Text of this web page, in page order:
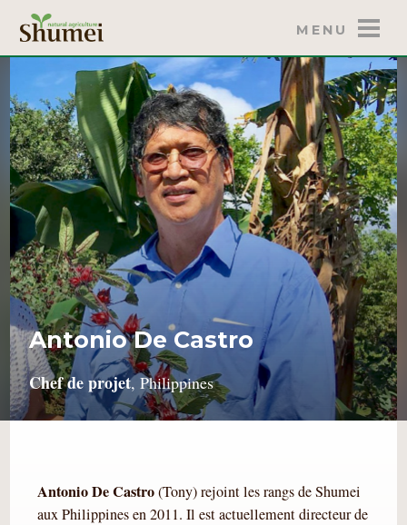
MENU
Antonio De Castro
Chef de projet, Philippines
Antonio De Castro(Tony) rejoint les rangs de Shumei
aux Philippines en 2011. Il est actuellement directeur de